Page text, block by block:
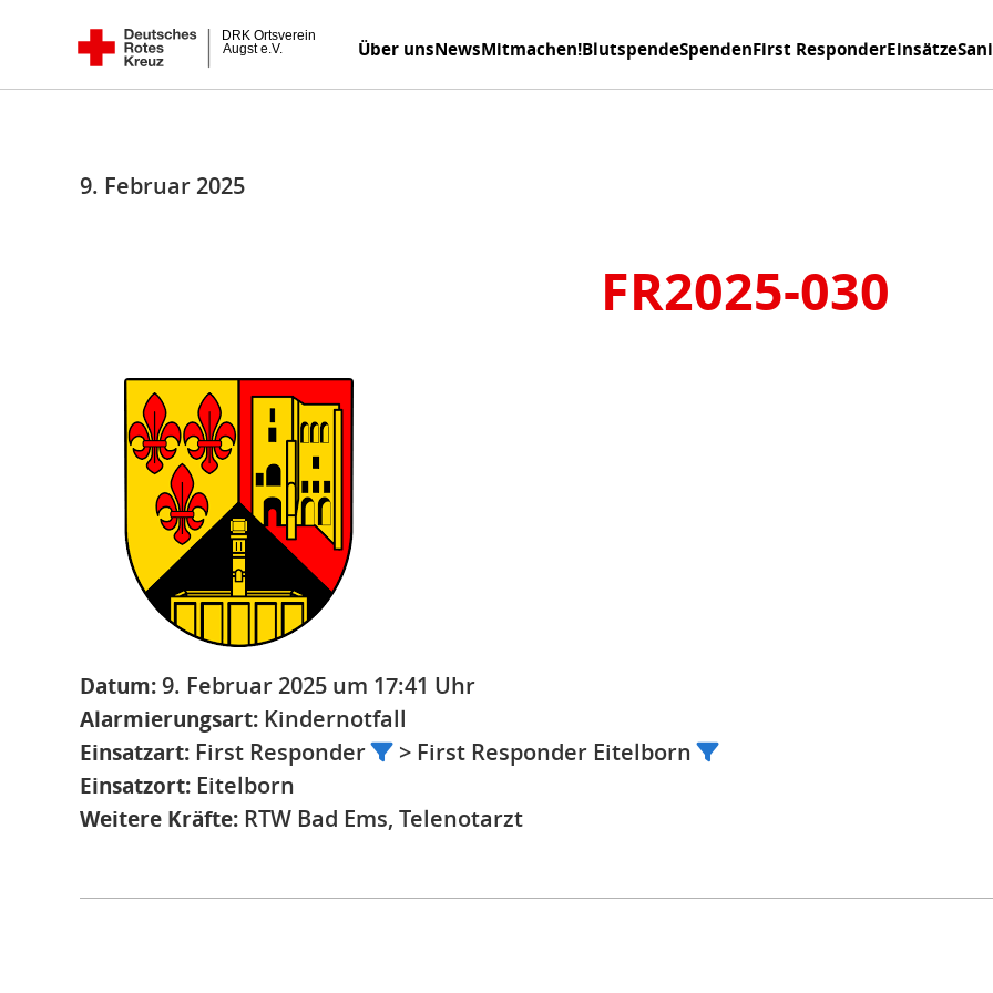
DRK Ortsverein Augst e.V. Über unsNewsMitmachen!BlutspendeSpendenFirst ResponderEinsätze
9. Februar 2025
FR2025-030
Datum:9. Februar 2025 um 17:41 Uhr
Alarmierungsart: Kindernotfall
Einsatzart: First Responder
> First Responder Eitelborn
Einsatzort: Eitelborn
Weitere Kräfte: RTW Bad Ems, Telenotarzt